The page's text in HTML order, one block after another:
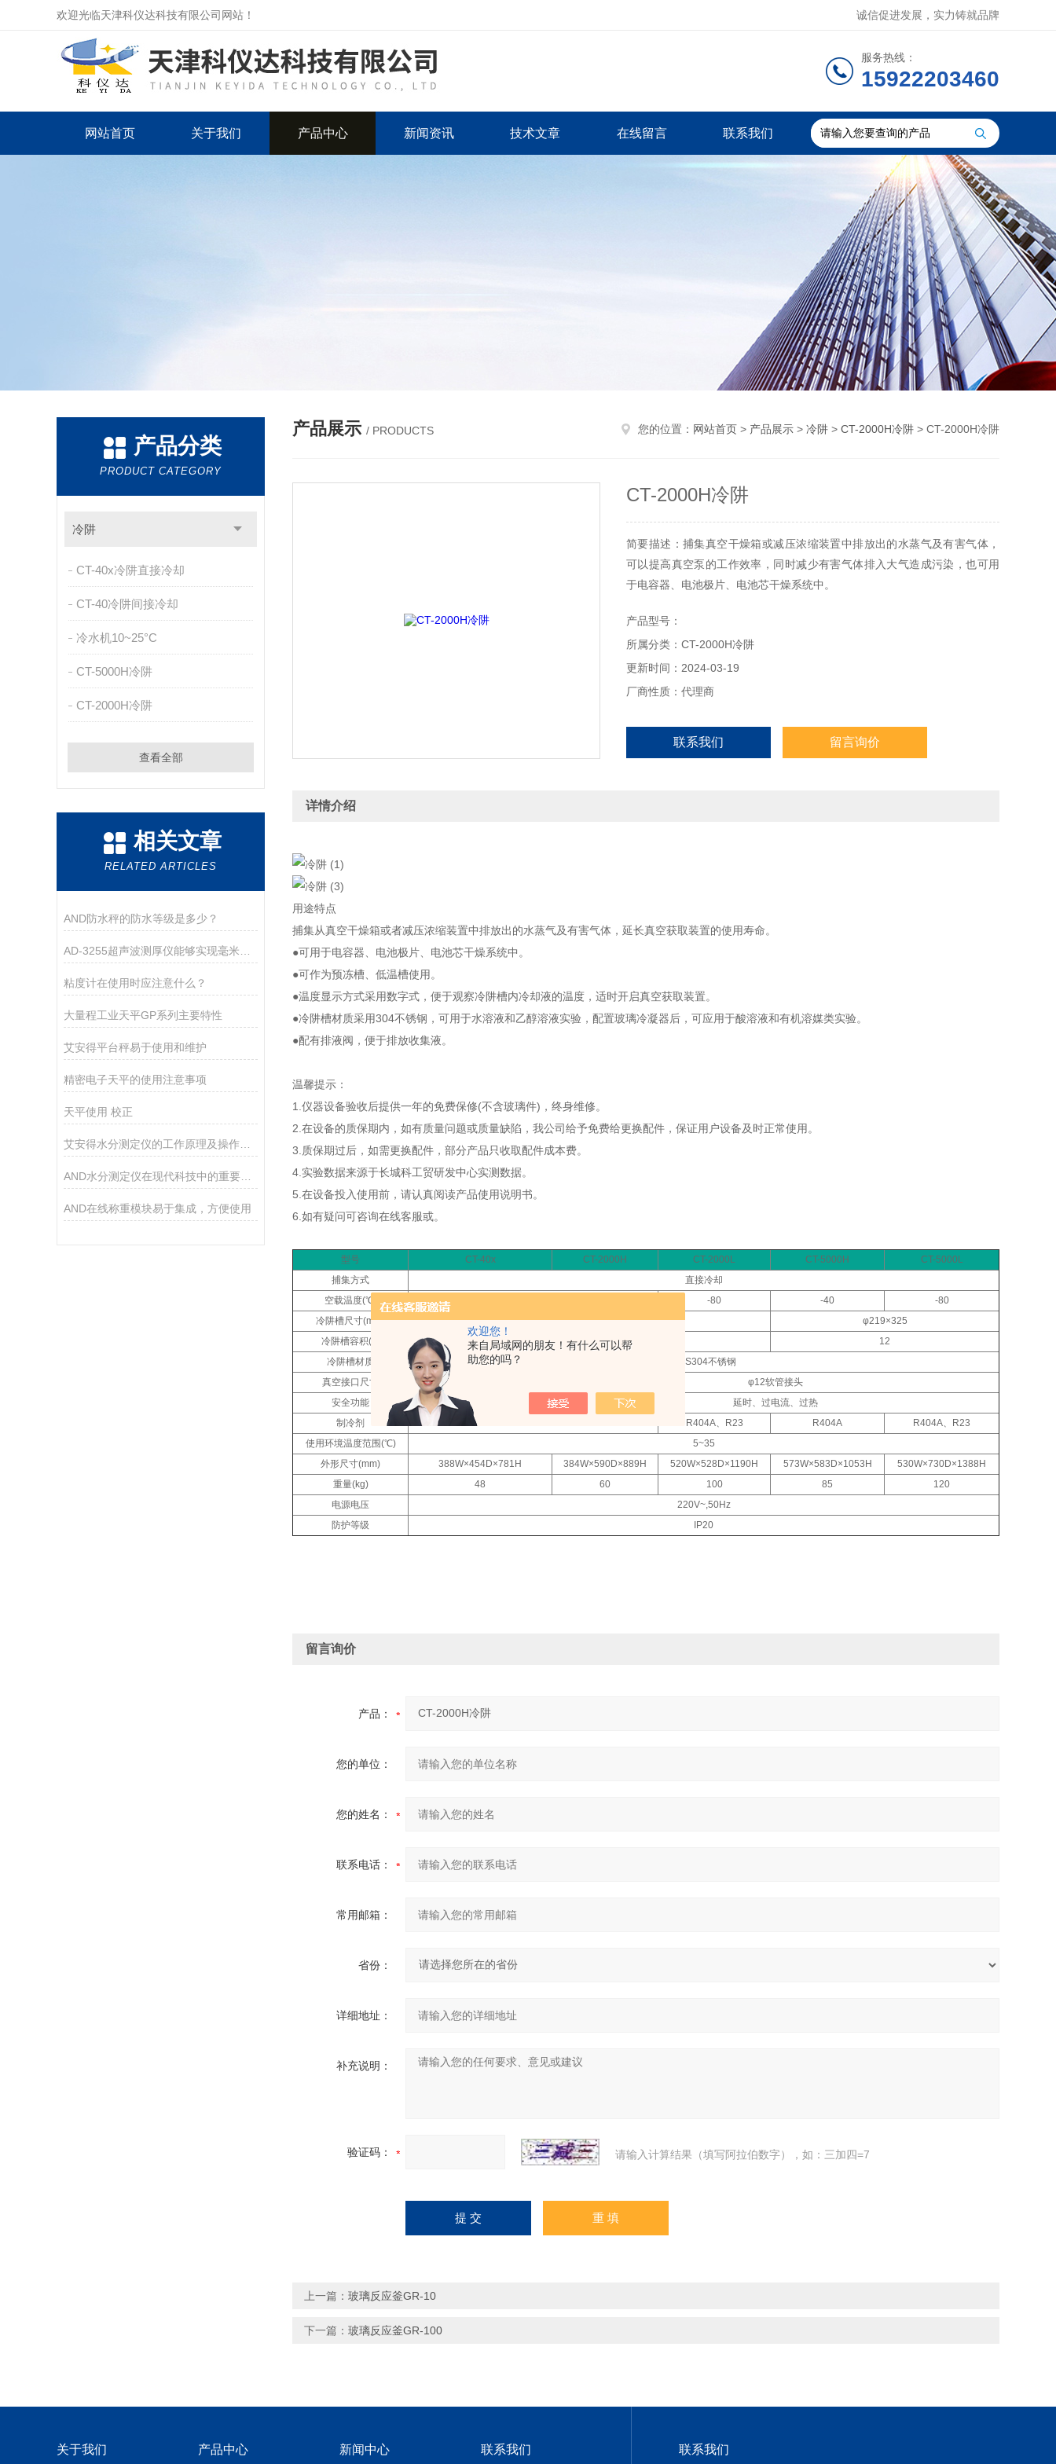
欢迎您！
来自局域网的朋友！有什么可以帮
助您的吗？
欢迎光临天津科仪达科技有限公司网站！ 诚信促进发展，实力铸就品牌
服务热线：
15922203460
网站首页 关于我们 产品中心 新闻资讯 技术文章 在线留言 联系我们
产品分类
PRODUCT CATEGORY
冷阱
CT-40x冷阱直接冷却
CT-40冷阱间接冷却
冷水机10~25°C
CT-5000H冷阱
CT-2000H冷阱
查看全部
相关文章
RELATED ARTICLES
AND防水秤的防水等级是多少？
粘度计在使用时应注意什么？
大量程工业天平GP系列主要特性
艾安得平台秤易于使用和维护
精密电子天平的使用注意事项
天平使用 校正
艾安得水分测定仪的工作原理及操作指南
AND水分测定仪在现代科技中的重要作用
AND在线称重模块易于集成，方便使用
产品展示 / PRODUCTS 您的位置： 网站首页 > 产品展示 > 冷阱 > CT-2000H冷阱 > CT-2000H冷阱
CT-2000H冷阱
简要描述：捕集真空干燥箱或减压浓缩装置中排放出的水蒸气及有害气体，
可以提高真空泵的工作效率，同时减少有害气体排入大气造成污染，也可用
于电容器、电池极片、电池芯干燥系统中。
产品型号：
所属分类：CT-2000H冷阱
更新时间：2024-03-19
厂商性质：代理商
联系我们 留言询价
详情介绍
用途特点
捕集从真空干燥箱或者减压浓缩装置中排放出的水蒸气及有害气体，延长真空获取装置的使用寿命。
●可用于电容器、电池极片、电池芯干燥系统中。
●可作为预冻槽、低温槽使用。
●温度显示方式采用数字式，便于观察冷阱槽内冷却液的温度，适时开启真空获取装置。
●冷阱槽材质采用304不锈钢，可用于水溶液和乙醇溶液实验，配置玻璃冷凝器后，可应用于酸溶液和有机溶媒类实验。
●配有排液阀，便于排放收集液。
温馨提示：
1.仪器设备验收后提供一年的免费保修(不含玻璃件)，终身维修。
2.在设备的质保期内，如有质量问题或质量缺陷，我公司给予免费给更换配件，保证用户设备及时正常使用。
3.质保期过后，如需更换配件，部分产品只收取配件成本费。
4.实验数据来源于长城科工贸研发中心实测数据。
5.在设备投入使用前，请认真阅读产品使用说明书。
6.如有疑问可咨询在线客服或。
型号 CT-40x CT-2000H CT-2000L CT-5000H
CT-5000L
捕集方式
直接冷却
空载温度(℃)
-80 -40
-80
冷阱槽尺寸(mm)
φ160×250 φ159×300
φ219×325
冷阱槽容积(L)
5
12
冷阱槽材质
SUS304不锈钢
真空接口尺寸
φ12软管接头
安全功能
延时、过电流、过热、过压
延时、过电流、过热
制冷剂
R404A、R23 R404A
R404A、R23
使用环境温度范围(℃)
5~35
外形尺寸(mm)
388W×454D×781H 384W×590D×889H 520W×528D×1190H 573W×583D×1053H
530W×730D×1388H
重量(kg)
48 60 100 85
120
电源电压
220V~,50Hz
防护等级
IP20
留言询价
产品：
您的单位：
您的姓名：
联系电话：
常用邮箱：
省份：
详细地址：
补充说明：
验证码： 请输入计算结果（填写阿拉伯数字），如：三加四=7
上一篇： 玻璃反应釜GR-10
下一篇： 玻璃反应釜GR-100
关于我们 产品中心 新闻中心 联系我们 联系我们